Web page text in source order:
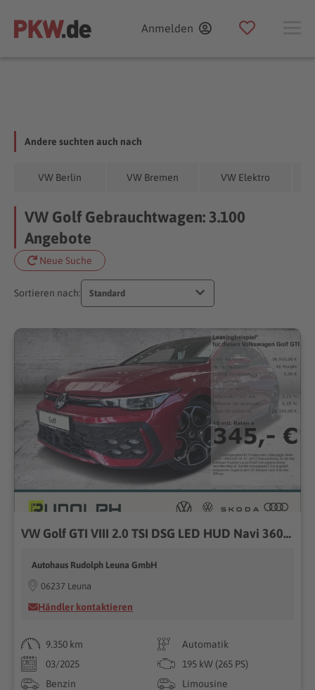
Anmelden
Andere suchten auch nach
VW Berlin VW Bremen VW Elektro
VW Golf Gebrauchtwagen: 3.100
Angebote
Neue Suche
Sortieren nach: Standard
VW Golf GTI VIII 2.0 TSI DSG LED HUD Navi 360 Kamera SHZ
Autohaus Rudolph Leuna GmbH
06237 Leuna
Händler kontaktieren
9.350 km
Automatik
03/2025
195 kW (265 PS)
Benzin
Limousine